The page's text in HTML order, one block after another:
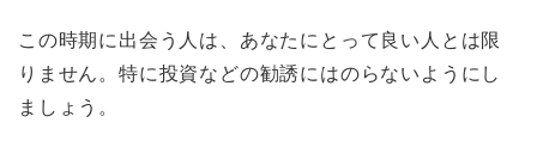
この時期に出会う人は、あなたにとって良い人とは限
りません。特に投資などの勧誘にはのらないようにし
ましょう。